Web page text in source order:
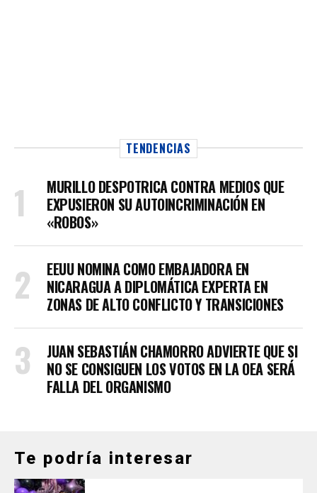
TENDENCIAS
MURILLO DESPOTRICA CONTRA MEDIOS QUE
EXPUSIERON SU AUTOINCRIMINACIÓN EN
«ROBOS»
EEUU NOMINA COMO EMBAJADORA EN
NICARAGUA A DIPLOMÁTICA EXPERTA EN
ZONAS DE ALTO CONFLICTO Y TRANSICIONES
JUAN SEBASTIÁN CHAMORRO ADVIERTE QUE SI
NO SE CONSIGUEN LOS VOTOS EN LA OEA SERÁ
FALLA DEL ORGANISMO
Te podría interesar